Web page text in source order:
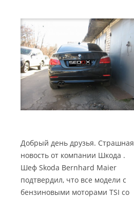
Добрый день друзья. Страшная
новость от компании Шкода .
Шеф Skoda Bernhard Maier
подтвердил, что все модели с
бензиновыми моторами TSI со